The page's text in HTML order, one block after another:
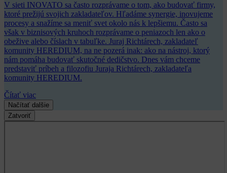
V sieti INOVATO sa často rozprávame o tom, ako budovať firmy,
ktoré prežijú svojich zakladateľov. Hľadáme synergie, inovujeme
procesy a snažíme sa meniť svet okolo nás k lepšiemu. Často sa
však v biznisových kruhoch rozprávame o peniazoch len ako o
obežive alebo číslach v tabuľke. Juraj Richtárech, zakladateľ
komunity HEREDIUM, na ne pozerá inak: ako na nástroj, ktorý
nám pomáha budovať skutočné dedičstvo. Dnes vám chceme
predstaviť príbeh a filozofiu Juraja Richtárech, zakladateľa
komunity HEREDIUM.
Čítať viac
Načítať dalšie
Zatvoriť